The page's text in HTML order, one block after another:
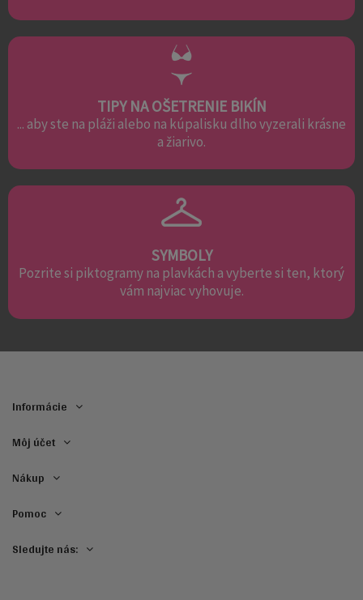
TIPY NA OŠETRENIE BIKÍN
... aby ste na pláži alebo na kúpalisku dlho vyzerali krásne
a žiarivo.
SYMBOLY
Pozrite si piktogramy na plavkách a vyberte si ten, ktorý
vám najviac vyhovuje.
Informácie
Môj účet
Nákup
Pomoc
Sledujte nás: